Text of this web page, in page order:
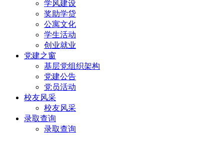
学风建设
奖助学贷
公寓文化
学生活动
创业就业
党建之窗
基层党组织架构
党建公告
党员活动
校友风采
校友风采
录取查询
录取查询